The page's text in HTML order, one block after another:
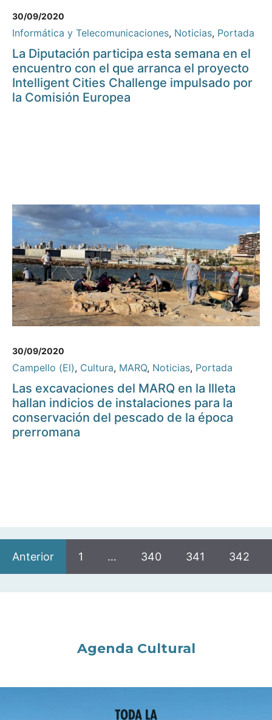
30/09/2020
Informática y Telecomunicaciones, Noticias, Portada
La Diputación participa esta semana en el
encuentro con el que arranca el proyecto
Intelligent Cities Challenge impulsado por
la Comisión Europea
30/09/2020
Campello (El), Cultura, MARQ, Noticias, Portada
Las excavaciones del MARQ en la Illeta
hallan indicios de instalaciones para la
conservación del pescado de la época
prerromana
Anterior 1 … 340 341 342
Agenda Cultural